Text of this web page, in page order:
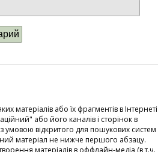
матеріалів або їх фрагментів в Інтернеті
або його каналів і сторінок в
відкритого для пошукових систем
матеріал не нижче першого абзацу.
матеріалів в оффлайн-медіа (в т.ч.